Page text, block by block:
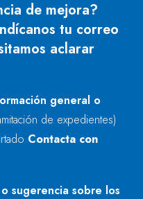
de mejora?
tu correo
aclarar
general o
de expedientes)
Contacta con
sugerencia sobre los